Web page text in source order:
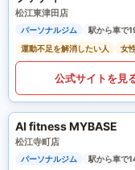
松江東津田店
パーソナルジム
駅から車で
運動不足を解消したい人
女
公式サイトを見
AI fitness MYBASE
松江寺町店
パーソナルジム
駅から車で